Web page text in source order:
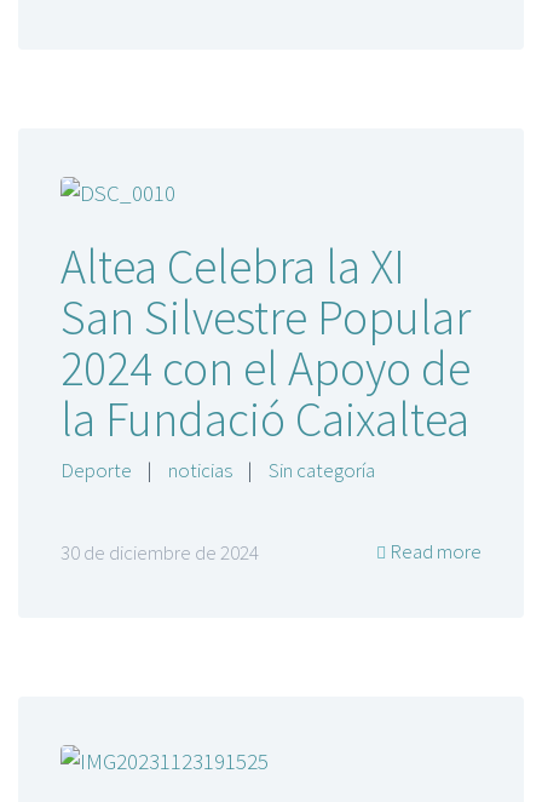
Altea Celebra la XI
San Silvestre Popular
2024 con el Apoyo de
la Fundació Caixaltea
Deporte | noticias | Sin categoría
30 de diciembre de 2024 Read more